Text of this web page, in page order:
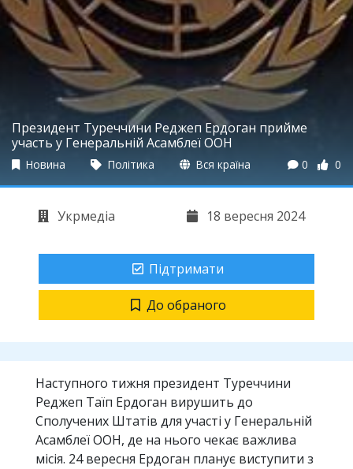
Президент Туреччини Реджеп Ердоган прийме
участь у Генеральній Асамблеї ООН
Новина Політика Вся країна 0 0
Укрмедіа 18 вересня 2024
Підтримати
До обраного
Наступного тижня президент Туреччини
Реджеп Таїп Ердоган вирушить до
Сполучених Штатів для участі у Генеральній
Асамблеї ООН, де на нього чекає важлива
місія. 24 вересня Ердоган планує виступити з